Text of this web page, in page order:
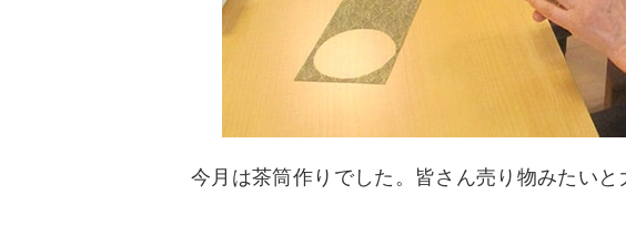
今月は茶筒作りでした。皆さん売り物みたいと